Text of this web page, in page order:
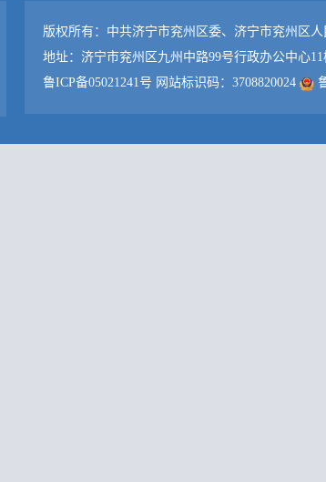
版权所有：中共济宁市兖州区委、济宁市兖州区
地址：济宁市兖州区九州中路99号行政办公中心11
鲁ICP备05021241号 网站标识码：3708820024